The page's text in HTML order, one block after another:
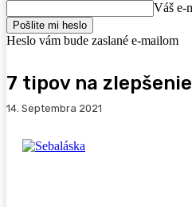
Váš e-
Heslo vám bude zaslané e-mailom
7 tipov na
14. Septembra 2021